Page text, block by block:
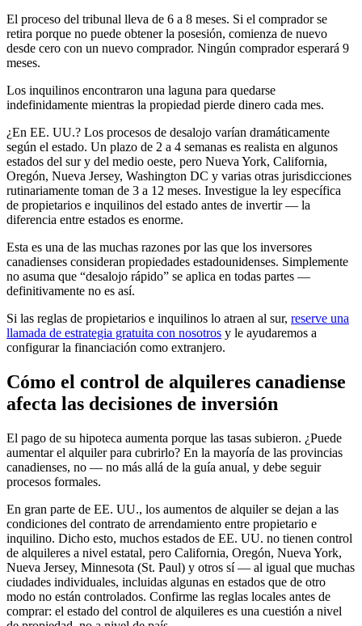
El proceso del tribunal lleva de 6 a 8 meses. Si el comprador se
retira porque no puede obtener la posesión, comienza de nuevo
desde cero con un nuevo comprador. Ningún comprador esperará 9
meses.
Los inquilinos encontraron una laguna para quedarse
indefinidamente mientras la propiedad pierde dinero cada mes.
¿En EE. UU.? Los procesos de desalojo varían dramáticamente
según el estado. Un plazo de 2 a 4 semanas es realista en algunos
estados del sur y del medio oeste, pero Nueva York, California,
Oregón, Nueva Jersey, Washington DC y varias otras jurisdicciones
rutinariamente toman de 3 a 12 meses. Investigue la ley específica
de propietarios e inquilinos del estado antes de invertir — la
diferencia entre estados es enorme.
Esta es una de las muchas razones por las que los inversores
canadienses consideran propiedades estadounidenses. Simplemente
no asuma que “desalojo rápido” se aplica en todas partes —
definitivamente no es así.
Si las reglas de propietarios e inquilinos lo atraen al sur, reserve una
llamada de estrategia gratuita con nosotros y le ayudaremos a
configurar la financiación como extranjero.
Cómo el control de alquileres canadiense
afecta las decisiones de inversión
El pago de su hipoteca aumenta porque las tasas subieron. ¿Puede
aumentar el alquiler para cubrirlo? En la mayoría de las provincias
canadienses, no — no más allá de la guía anual, y debe seguir
procesos formales.
En gran parte de EE. UU., los aumentos de alquiler se dejan a las
condiciones del contrato de arrendamiento entre propietario e
inquilino. Dicho esto, muchos estados de EE. UU. no tienen control
de alquileres a nivel estatal, pero California, Oregón, Nueva York,
Nueva Jersey, Minnesota (St. Paul) y otros sí — al igual que muchas
ciudades individuales, incluidas algunas en estados que de otro
modo no están controlados. Confirme las reglas locales antes de
comprar: el estado del control de alquileres es una cuestión a nivel